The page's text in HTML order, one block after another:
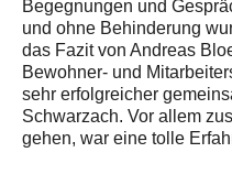
Begegnungen und
und ohne Behinderung
das Fazit von Andreas
Bewohner- und
sehr erfolgreicher
Schwarzach. Vor allem
gehen, war eine tolle